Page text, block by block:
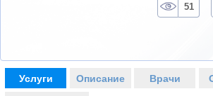
51
Услуги Описание Врачи